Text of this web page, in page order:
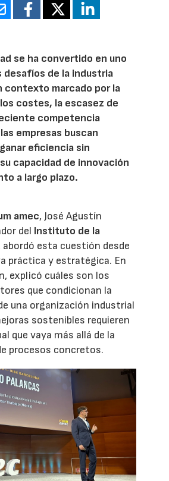
se ha convertido en uno
desafíos de la industria
contexto marcado por la
costes, la escasez de
competencia
empresas buscan
eficiencia sin
capacidad de innovación
a largo plazo.
amec, José Agustín
del Instituto de la
abordó esta cuestión desde
práctica y estratégica. En
explicó cuáles son los
que condicionan la
una organización industrial
sostenibles requieren
que vaya más allá de la
procesos concretos.